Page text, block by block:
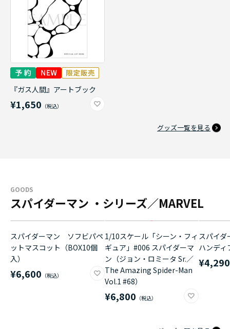
『ガス人間』アートブック
¥1,650
グッズ一覧を見る
GOODS
スパイダーマン ・シリーズ／MARVEL
スパイダーマン ソフビパペ
ットマスコット（BOX10個
入）
¥6,600
1/10スケール「シーン・フィ
ギュア」#006 スパイダーマ
ン（ジョン・ロミータ Sr.／
The Amazing Spider-Man
Vol.1 #68）
¥6,800
スパイ
ハンディ
¥4,290